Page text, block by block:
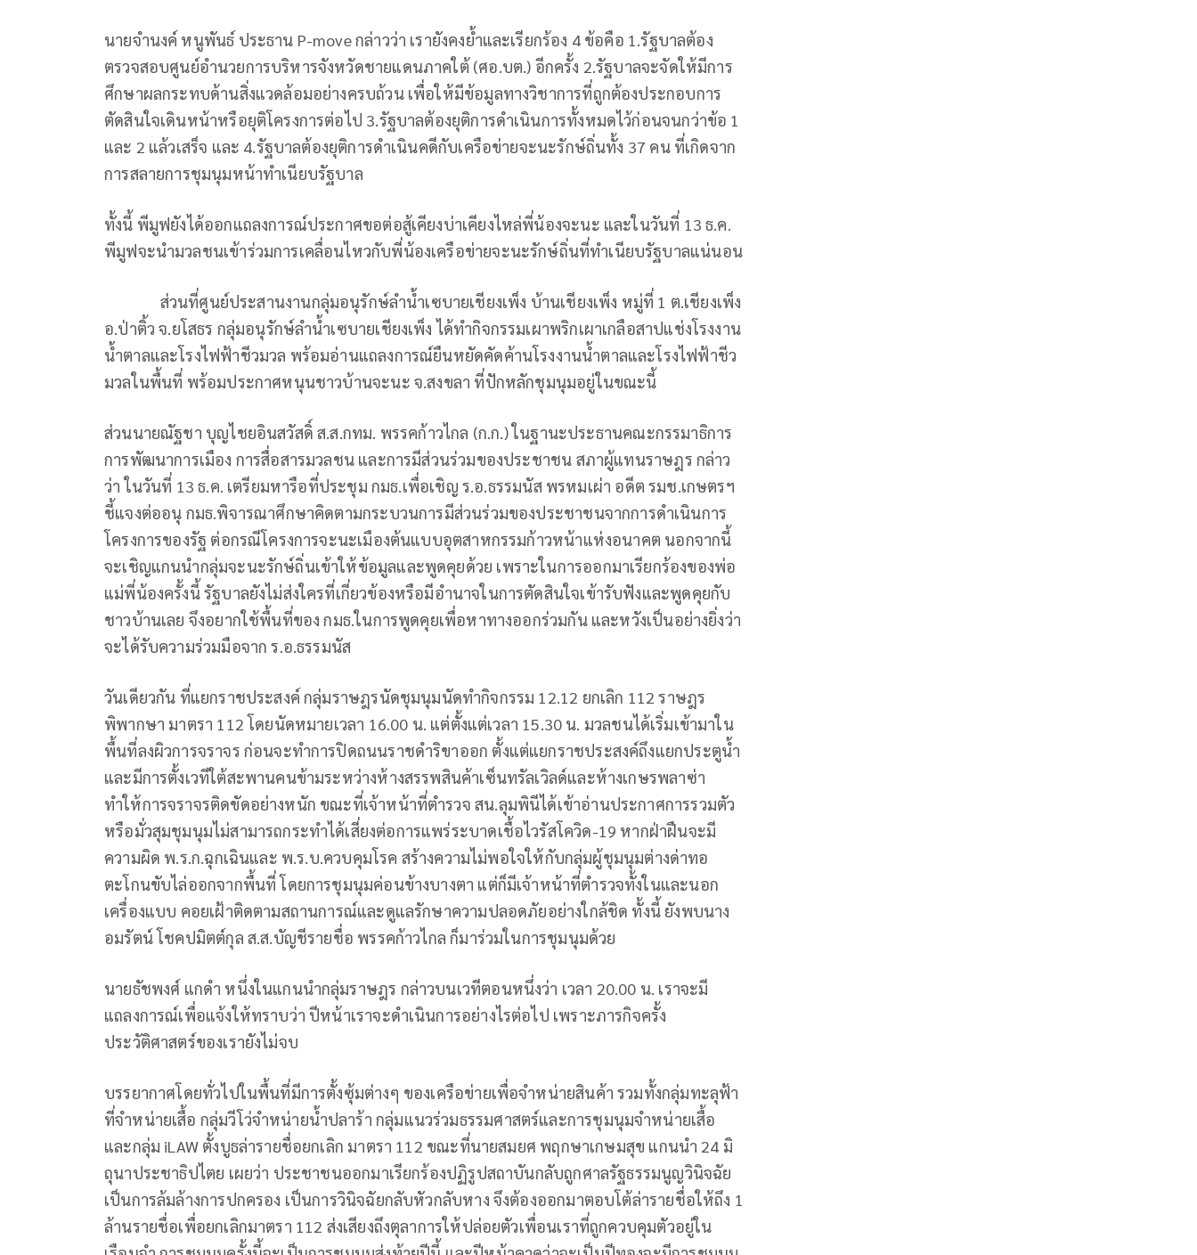
นายจำนงค์ หนูพันธ์ ประธาน P-move กล่าวว่า เรายังคงย้ำและเรียกร้อง 4 ข้อคือ 1.รัฐบาลต้อง
ตรวจสอบศูนย์อำนวยการบริหารจังหวัดชายแดนภาคใต้ (ศอ.บต.) อีกครั้ง 2.รัฐบาลจะจัดให้มีการ
ศึกษาผลกระทบด้านสิ่งแวดล้อมอย่างครบถ้วน เพื่อให้มีข้อมูลทางวิชาการที่ถูกต้องประกอบการ
ตัดสินใจเดินหน้าหรือยุติโครงการต่อไป 3.รัฐบาลต้องยุติการดำเนินการทั้งหมดไว้ก่อนจนกว่าข้อ 1
และ 2 แล้วเสร็จ และ 4.รัฐบาลต้องยุติการดำเนินคดีกับเครือข่ายจะนะรักษ์ถิ่นทั้ง 37 คน ที่เกิดจาก
การสลายการชุมนุมหน้าทำเนียบรัฐบาล
ทั้งนี้ พีมูฟยังได้ออกแถลงการณ์ประกาศขอต่อสู้เคียงบ่าเคียงไหล่พี่น้องจะนะ และในวันที่ 13 ธ.ค.
พีมูฟจะนำมวลชนเข้าร่วมการเคลื่อนไหวกับพี่น้องเครือข่ายจะนะรักษ์ถิ่นที่ทำเนียบรัฐบาลแน่นอน
ส่วนที่ศูนย์ประสานงานกลุ่มอนุรักษ์ลำน้ำเซบายเชียงเพ็ง บ้านเชียงเพ็ง หมู่ที่ 1 ต.เชียงเพ็ง
อ.ป่าติ้ว จ.ยโสธร กลุ่มอนุรักษ์ลำน้ำเซบายเชียงเพ็ง ได้ทำกิจกรรมเผาพริกเผาเกลือสาปแช่งโรงงาน
น้ำตาลและโรงไฟฟ้าชีวมวล พร้อมอ่านแถลงการณ์ยืนหยัดคัดค้านโรงงานน้ำตาลและโรงไฟฟ้าชีว
มวลในพื้นที่ พร้อมประกาศหนุนชาวบ้านจะนะ จ.สงขลา ที่ปักหลักชุมนุมอยู่ในขณะนี้
ส่วนนายณัฐชา บุญไชยอินสวัสดิ์ ส.ส.กทม. พรรคก้าวไกล (ก.ก.) ในฐานะประธานคณะกรรมาธิการ
การพัฒนาการเมือง การสื่อสารมวลชน และการมีส่วนร่วมของประชาชน สภาผู้แทนราษฎร กล่าว
ว่า ในวันที่ 13 ธ.ค. เตรียมหารือที่ประชุม กมธ.เพื่อเชิญ ร.อ.ธรรมนัส พรหมเผ่า อดีต รมช.เกษตรฯ
ชี้แจงต่ออนุ กมธ.พิจารณาศึกษาคิดตามกระบวนการมีส่วนร่วมของประชาชนจากการดำเนินการ
โครงการของรัฐ ต่อกรณีโครงการจะนะเมืองต้นแบบอุตสาหกรรมก้าวหน้าแห่งอนาคต นอกจากนี้
จะเชิญแกนนำกลุ่มจะนะรักษ์ถิ่นเข้าให้ข้อมูลและพูดคุยด้วย เพราะในการออกมาเรียกร้องของพ่อ
แม่พี่น้องครั้งนี้ รัฐบาลยังไม่ส่งใครที่เกี่ยวข้องหรือมีอำนาจในการตัดสินใจเข้ารับฟังและพูดคุยกับ
ชาวบ้านเลย จึงอยากใช้พื้นที่ของ กมธ.ในการพูดคุยเพื่อหาทางออกร่วมกัน และหวังเป็นอย่างยิ่งว่า
จะได้รับความร่วมมือจาก ร.อ.ธรรมนัส
วันเดียวกัน ที่แยกราชประสงค์ กลุ่มราษฎรนัดชุมนุมนัดทำกิจกรรม 12.12 ยกเลิก 112 ราษฎร
พิพากษา มาตรา 112 โดยนัดหมายเวลา 16.00 น. แต่ตั้งแต่เวลา 15.30 น. มวลชนได้เริ่มเข้ามาใน
พื้นที่ลงผิวการจราจร ก่อนจะทำการปิดถนนราชดำริขาออก ตั้งแต่แยกราชประสงค์ถึงแยกประตูน้ำ
และมีการตั้งเวทีใต้สะพานคนข้ามระหว่างห้างสรรพสินค้าเซ็นทรัลเวิลด์และห้างเกษรพลาซ่า
ทำให้การจราจรติดขัดอย่างหนัก ขณะที่เจ้าหน้าที่ตำรวจ สน.ลุมพินีได้เข้าอ่านประกาศการรวมตัว
หรือมั่วสุมชุมนุมไม่สามารถกระทำได้เสี่ยงต่อการแพร่ระบาดเชื้อไวรัสโควิด-19 หากฝ่าฝืนจะมี
ความผิด พ.ร.ก.ฉุกเฉินและ พ.ร.บ.ควบคุมโรค สร้างความไม่พอใจให้กับกลุ่มผู้ชุมนุมต่างด่าทอ
ตะโกนขับไล่ออกจากพื้นที่ โดยการชุมนุมค่อนข้างบางตา แต่ก็มีเจ้าหน้าที่ตำรวจทั้งในและนอก
เครื่องแบบ คอยเฝ้าติดตามสถานการณ์และดูแลรักษาความปลอดภัยอย่างใกล้ชิด ทั้งนี้ ยังพบนาง
อมรัตน์ โชคปมิตต์กุล ส.ส.บัญชีรายชื่อ พรรคก้าวไกล ก็มาร่วมในการชุมนุมด้วย
นายธัชพงศ์ แกดำ หนึ่งในแกนนำกลุ่มราษฎร กล่าวบนเวทีตอนหนึ่งว่า เวลา 20.00 น. เราจะมี
แถลงการณ์เพื่อแจ้งให้ทราบว่า ปีหน้าเราจะดำเนินการอย่างไรต่อไป เพราะภารกิจครั้ง
ประวัติศาสตร์ของเรายังไม่จบ
บรรยากาศโดยทั่วไปในพื้นที่มีการตั้งซุ้มต่างๆ ของเครือข่ายเพื่อจำหน่ายสินค้า รวมทั้งกลุ่มทะลุฟ้า
ที่จำหน่ายเสื้อ กลุ่มวีโว่จำหน่ายน้ำปลาร้า กลุ่มแนวร่วมธรรมศาสตร์และการชุมนุมจำหน่ายเสื้อ
และกลุ่ม iLAW ตั้งบูธล่ารายชื่อยกเลิก มาตรา 112 ขณะที่นายสมยศ พฤกษาเกษมสุข แกนนำ 24 มิ
ถุนาประชาธิปไตย เผยว่า ประชาชนออกมาเรียกร้องปฏิรูปสถาบันกลับถูกศาลรัฐธรรมนูญวินิจฉัย
เป็นการล้มล้างการปกครอง เป็นการวินิจฉัยกลับหัวกลับหาง จึงต้องออกมาตอบโต้ล่ารายชื่อให้ถึง 1
ล้านรายชื่อเพื่อยกเลิกมาตรา 112 ส่งเสียงถึงตุลาการให้ปล่อยตัวเพื่อนเราที่ถูกควบคุมตัวอยู่ใน